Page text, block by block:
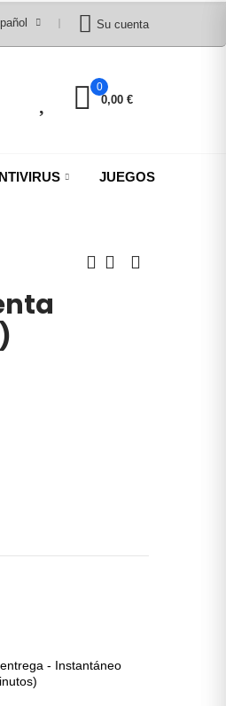
Su cuenta
0
0,00 €
JUEGOS
- Instantáneo